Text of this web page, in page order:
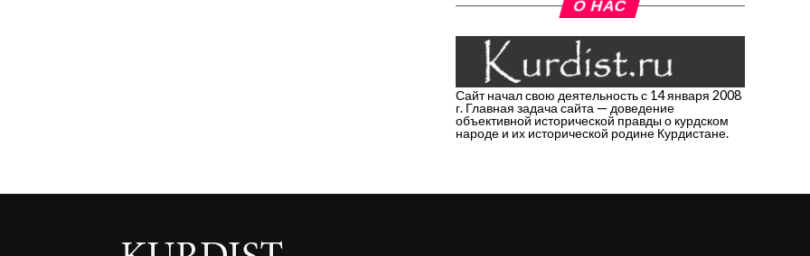
О НАС
Сайт начал свою деятельность с 14 января 2008
г. Главная задача сайта — доведение
объективной исторической правды о курдском
народе и их исторической родине Курдистане.